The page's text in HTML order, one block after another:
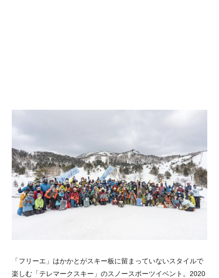
「フリーエ」はかかとがスキー板に留まっていないスタイルで
楽しむ「テレマークスキー」のスノースポーツイベント。 2020